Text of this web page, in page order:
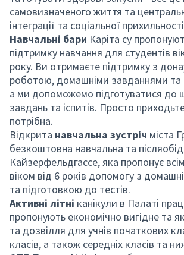
самовизначеного життя та
інтеграції та соціальної
Навчальні бари Каріта су
підтримку навчання для студентів
року. Ви отримаєте підтримку з
роботою, домашніми завданнями та
а ми допоможемо підготуватися до
завдань та іспитів. Просто
потрібна.
Відкрита навчальна зустріч міста
безкоштовна навчальна та
Кайзерфельдгассе, яка пропонує
віком від 6 років допомогу з
та підготовкою до тестів.
Активні літні канікули в Палаті
пропонують економічно вигідне та
та дозвілля для учнів початкових
класів, а також середніх класів та